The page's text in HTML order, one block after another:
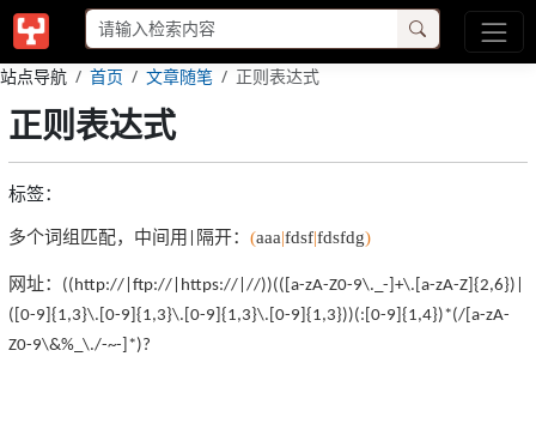
站点导航 首页 文章随笔 正则表达式
正则表达式
标签：
多个词组匹配，中间用 隔开： (aaa|fdsf|fdsfdg)
网址： ((http://|ftp://|https://|//))(([a-zA-Z0-9\._-]+\.[a-zA-Z]{2,6})|
([0-9]{1,3}\.[0-9]{1,3}\.[0-9]{1,3}\.[0-9]{1,3}))(:[0-9]{1,4})*(/[a-zA-
Z0-9\&%_\./-~-]*)?